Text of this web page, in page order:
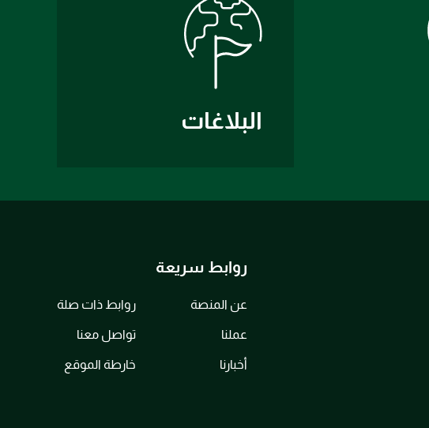
البلاغات
روابط سريعة
عن المنصة
عملنا
أخبارنا
روابط ذات صلة
تواصل معنا
خارطة الموقع